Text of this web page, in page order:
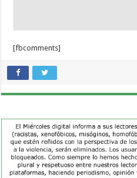
[fbcomments]